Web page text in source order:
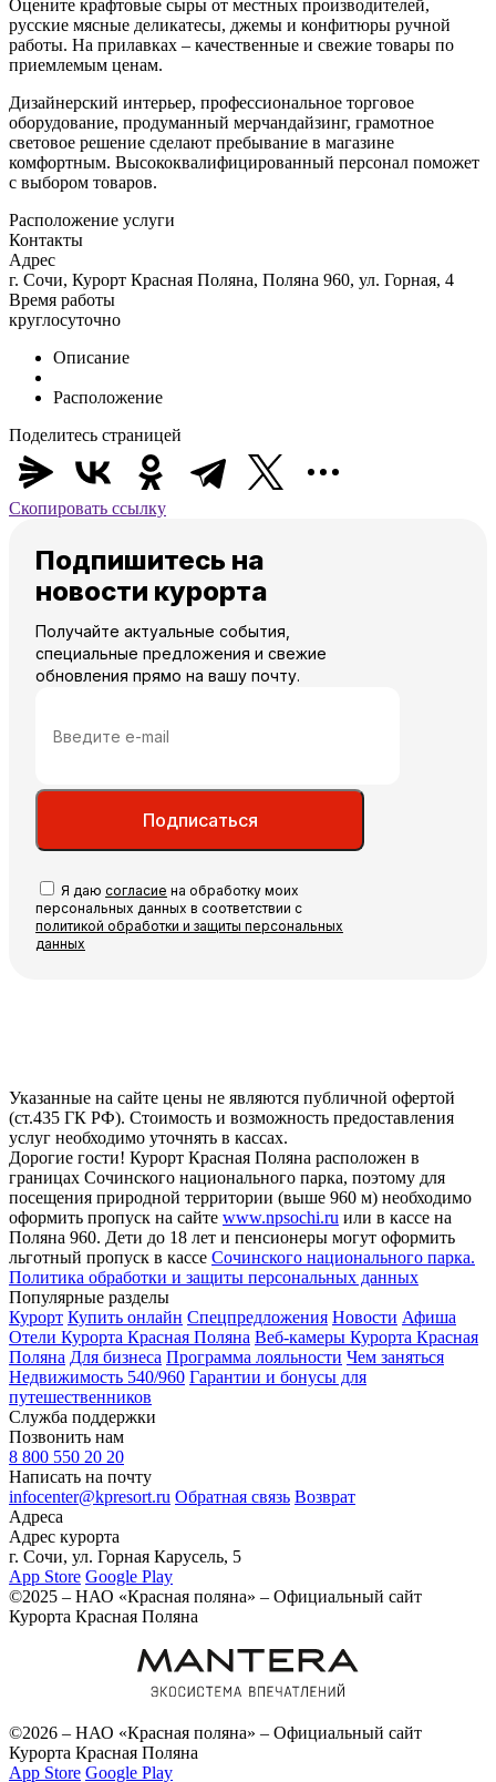
Оцените крафтовые сыры от местных производителей,
русские мясные деликатесы, джемы и конфитюры ручной
работы. На прилавках – качественные и свежие товары по
приемлемым ценам.
Дизайнерский интерьер, профессиональное торговое
оборудование, продуманный мерчандайзинг, грамотное
световое решение сделают пребывание в магазине
комфортным. Высококвалифицированный персонал поможет
с выбором товаров.
Расположение услуги
Контакты
Адрес
г. Сочи, Курорт Красная Поляна, Поляна 960, ул. Горная, 4
Время работы
круглосуточно
Описание
Расположение
Поделитесь страницей
Скопировать ссылку
Подпишитесь на
новости курорта
Получайте актуальные события,
специальные предложения и свежие
обновления прямо на вашу почту.
Подписаться
Я даю согласие на обработку моих
персональных данных в соответствии с
политикой обработки и защиты персональных
данных
Указанные на сайте цены не являются публичной офертой
(ст.435 ГК РФ). Стоимость и возможность предоставления
услуг необходимо уточнять в кассах.
Дорогие гости! Курорт Красная Поляна расположен в
границах Сочинского национального парка, поэтому для
посещения природной территории (выше 960 м) необходимо
оформить пропуск на сайте www.npsochi.ru или в кассе на
Поляна 960. Дети до 18 лет и пенсионеры могут оформить
льготный пропуск в кассе Сочинского национального парка.
Политика обработки и защиты персональных данных
Популярные разделы
Курорт Купить онлайн Спецпредложения Новости Афиша
Отели Курорта Красная Поляна Веб-камеры Курорта Красная
Поляна Для бизнеса Программа лояльности Чем заняться
Недвижимость 540/960 Гарантии и бонусы для
путешественников
Служба поддержки
Позвонить нам
8 800 550 20 20
Написать на почту
infocenter@kpresort.ru Обратная связь Возврат
Адреса
Адрес курорта
г. Сочи, ул. Горная Карусель, 5
App Store Google Play
©2025 – НАО «Красная поляна» – Официальный сайт
Курорта Красная Поляна
©2026 – НАО «Красная поляна» – Официальный сайт
Курорта Красная Поляна
App Store Google Play